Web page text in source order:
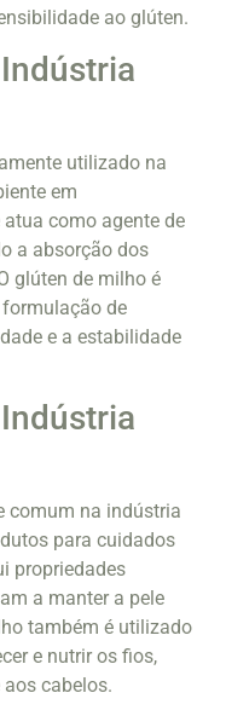
ao glúten.
utilizado na
em
como agente de
a absorção dos
glúten de milho é
de
e a estabilidade
comum na indústria
para cuidados
propriedades
a manter a pele
também é utilizado
e nutrir os fios,
cabelos.